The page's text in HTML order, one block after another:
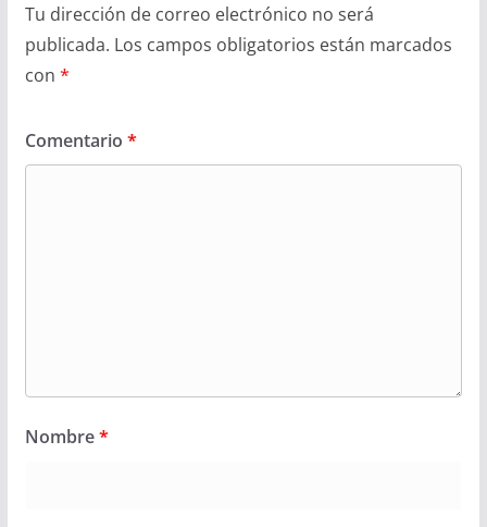
Tu dirección de correo electrónico no será
publicada. Los campos obligatorios están marcados
con *
Comentario *
Nombre*